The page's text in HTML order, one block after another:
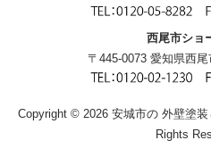
西尾市ショ
〒445-0073 愛知県西
Copyright © 2026 安城市の 外壁塗
Rights